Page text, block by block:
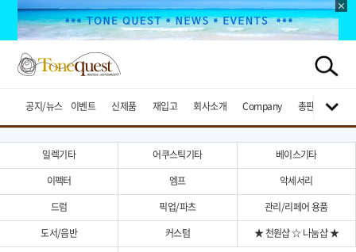
공지/뉴스 이벤트 신제품 재입고 회사소개 Company 총판브랜드
일렉기타 어쿠스틱기타
베이스기타
이펙터
엠프
악세서리
드럼
픽업/파츠
관리/리페어 용품
도서/음반
커스텀
★ 천원샵 ☆ 나눔샵 ★